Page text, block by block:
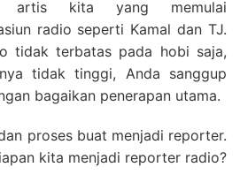
artis kita yang memulai
radio seperti Kamal dan TJ.
tidak terbatas pada hobi saja,
tidak tinggi, Anda sanggup
bagaikan penerapan utama.
proses buat menjadi reporter.
kita menjadi reporter radio?